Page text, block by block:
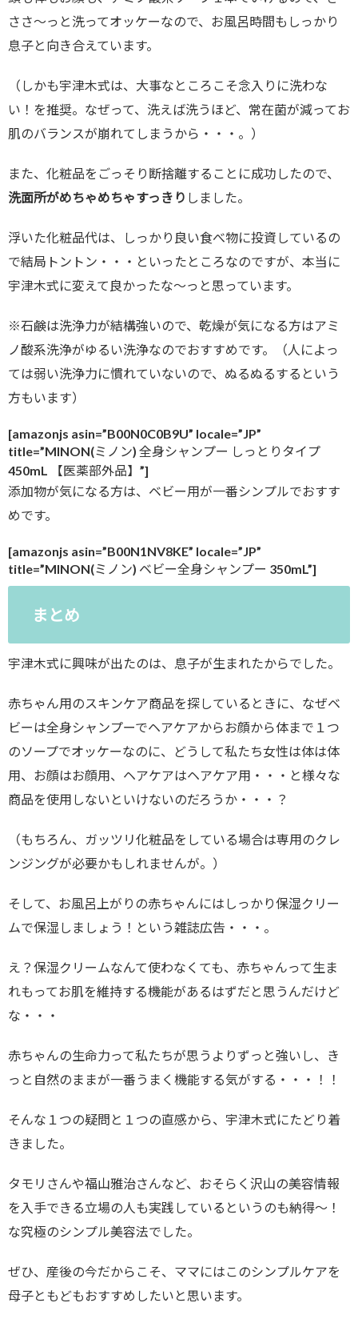
ささ〜っと洗ってオッケーなので、お風呂時間もしっかり
息子と向き合えています。
（しかも宇津木式は、大事なところこそ念入りに洗わな
い！を推奨。なぜって、洗えば洗うほど、常在菌が減ってお
肌のバランスが崩れてしまうから・・・。）
また、化粧品をごっそり断捨離することに成功したので、
洗面所がめちゃめちゃすっきり しました。
浮いた化粧品代は、しっかり良い食べ物に投資しているの
で結局トントン・・・といったところなのですが、本当に
宇津木式に変えて良かったな〜っと思っています。
※石鹸は洗浄力が結構強いので、乾燥が気になる方はアミ
ノ酸系洗浄がゆるい洗浄なのでおすすめです。（人によっ
ては弱い洗浄力に慣れていないので、ぬるぬるするという
方もいます）
[amazonjs asin=”B00N0C0B9U” locale=”JP”
title=”MINON(ミノン) 全身シャンプー しっとりタイプ
450mL 【医薬部外品】”]
添加物が気になる方は、ベビー用が一番シンプルでおすす
めです。
[amazonjs asin=”B00N1NV8KE” locale=”JP”
title=”MINON(ミノン) ベビー全身シャンプー 350mL”]
まとめ
宇津木式に興味が出たのは、息子が生まれたからでした。
赤ちゃん用のスキンケア商品を探しているときに、なぜベ
ビーは全身シャンプーでヘアケアからお顔から体まで１つ
のソープでオッケーなのに、どうして私たち女性は体は体
用、お顔はお顔用、ヘアケアはヘアケア用・・・と様々な
商品を使用しないといけないのだろうか・・・？
（もちろん、ガッツリ化粧品をしている場合は専用のクレ
ンジングが必要かもしれませんが。）
そして、お風呂上がりの赤ちゃんにはしっかり保湿クリー
ムで保湿しましょう！という雑誌広告・・・。
え？保湿クリームなんて使わなくても、赤ちゃんって生ま
れもってお肌を維持する機能があるはずだと思うんだけど
な・・・
赤ちゃんの生命力って私たちが思うよりずっと強いし、き
っと自然のままが一番うまく機能する気がする・・・！！
そんな１つの疑問と１つの直感から、宇津木式にたどり着
きました。
タモリさんや福山雅治さんなど、おそらく沢山の美容情報
を入手できる立場の人も実践しているというのも納得〜！
な究極のシンプル美容法でした。
ぜひ、産後の今だからこそ、ママにはこのシンプルケアを
母子ともどもおすすめしたいと思います。